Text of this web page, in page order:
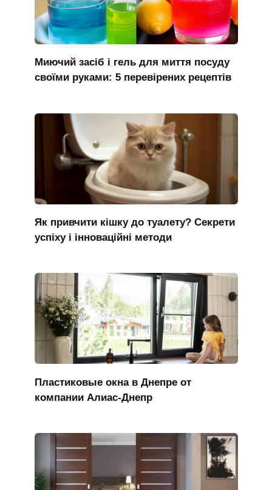
Миючий засіб і гель для миття посуду
своїми руками: 5 перевірених рецептів
Як привчити кішку до туалету? Секрети
успіху і інноваційні методи
Пластиковые окна в Днепре от
компании Алиас-Днепр